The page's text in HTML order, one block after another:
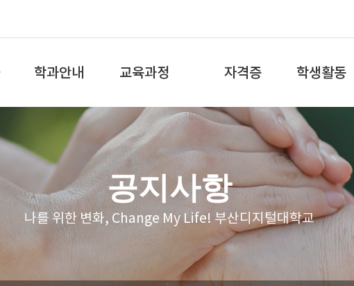
메
학과안내
학과소개
교수소개
학과특성화
졸업 및 진로
교육과정
교육과정
학과로드맵
교과목 안내
교과과정 운영 특·장점
자격증
국가자격증
학생활동
학과활동
학과 SNS 소개
공지사항
나를 위한 변화, Change My Life! 부산디지털대학교